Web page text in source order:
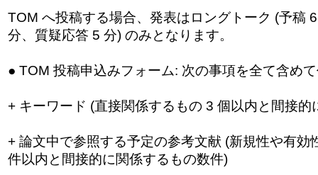
TOM へ投稿する場合、発表はロングトーク (予稿
分、質疑応答 5 分) のみとなります。
● TOM 投稿申込みフォーム: 次の事項を全て含め
+ キーワード (直接関係するもの 3 個以内と間接的
+ 論文中で参照する予定の参考文献 (新規性や有効
件以内と間接的に関係するもの数件)